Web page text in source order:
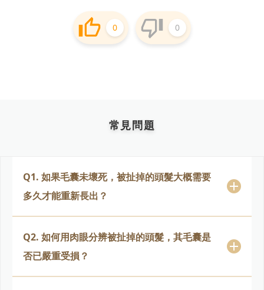
0 0
常見問題
Q1. 如果毛囊未壞死，被扯掉的頭髮大概需要
多久才能重新長出？
Q2. 如何用肉眼分辨被扯掉的頭髮，其毛囊是
否已嚴重受損？